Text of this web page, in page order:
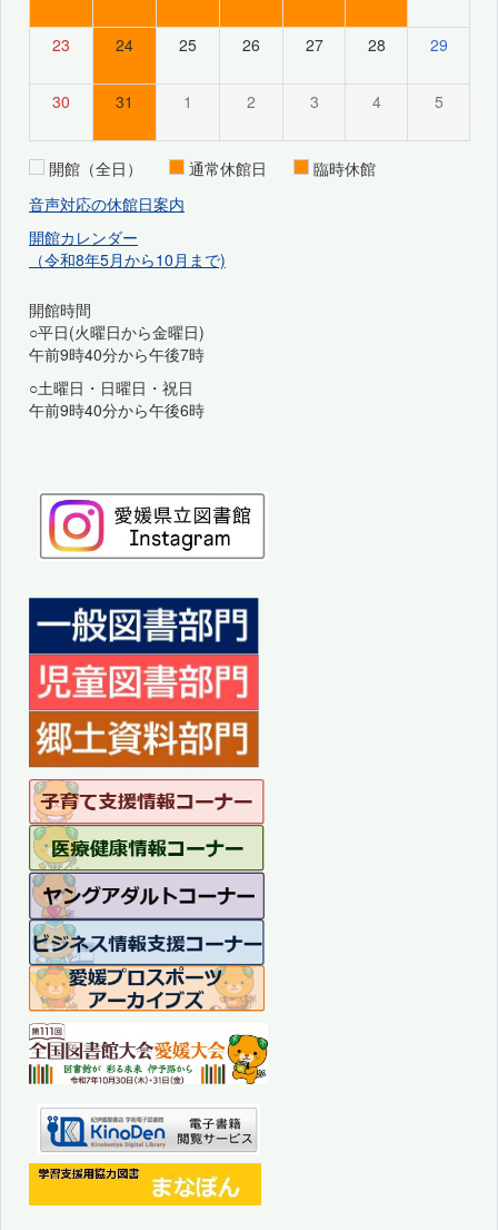
23 24 25 26 27 28 29
30 31 1 2 3 4 5
開館（全日） 通常休館日
臨時休館
音声対応の休館日案内
開館カレンダー
（令和8年5月から10月まで)
開館時間
○平日(火曜日から金曜日)
午前9時40分から午後7時
○土曜日・日曜日・祝日
午前9時40分から午後6時